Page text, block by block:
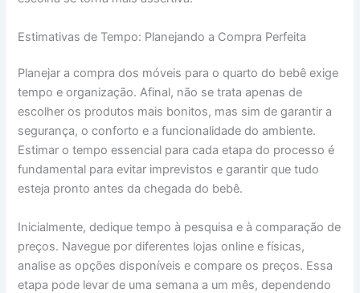
Estimativas de Tempo: Planejando a Compra Perfeita
Planejar a compra dos móveis para o quarto do bebê exige
tempo e organização. Afinal, não se trata apenas de
escolher os produtos mais bonitos, mas sim de garantir a
segurança, o conforto e a funcionalidade do ambiente.
Estimar o tempo essencial para cada etapa do processo é
fundamental para evitar imprevistos e garantir que tudo
esteja pronto antes da chegada do bebê.
Inicialmente, dedique tempo à pesquisa e à comparação de
preços. Navegue por diferentes lojas online e físicas,
analise as opções disponíveis e compare os preços. Essa
etapa pode levar de uma semana a um mês, dependendo